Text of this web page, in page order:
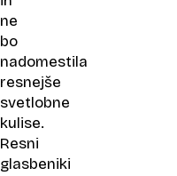
ne
bo
nadomestila
resnejše
svetlobne
kulise.
Resni
glasbeniki